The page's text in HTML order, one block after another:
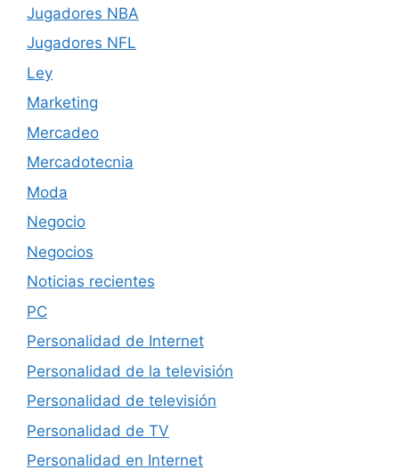
Jugadores NBA
Jugadores NFL
Ley
Marketing
Mercadeo
Mercadotecnia
Moda
Negocio
Negocios
Noticias recientes
PC
Personalidad de Internet
Personalidad de la televisión
Personalidad de televisión
Personalidad de TV
Personalidad en Internet